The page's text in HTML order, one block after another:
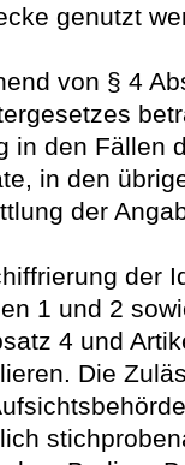
genutzt
von § 4
in den Fällen
in den
der
der
1 und 2
4 und
Die